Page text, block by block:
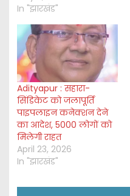
In "झारखंड"
Adityapur : सहारा-
सिंडिकेट को जलापूर्ति
पाइपलाइन कनेक्शन देने
का आदेश, 5000 लोगों को
मिलेगी राहत
April 23, 2026
In "झारखंड"